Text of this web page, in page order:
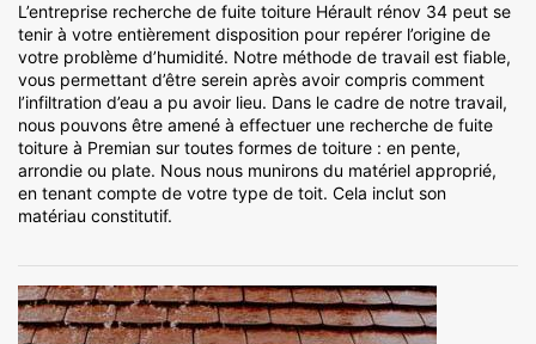
L’entreprise recherche de fuite toiture Hérault rénov 34 peut se
tenir à votre entièrement disposition pour repérer l’origine de
votre problème d’humidité. Notre méthode de travail est fiable,
vous permettant d’être serein après avoir compris comment
l’infiltration d’eau a pu avoir lieu. Dans le cadre de notre travail,
nous pouvons être amené à effectuer une recherche de fuite
toiture à Premian sur toutes formes de toiture : en pente,
arrondie ou plate. Nous nous munirons du matériel approprié,
en tenant compte de votre type de toit. Cela inclut son
matériau constitutif.